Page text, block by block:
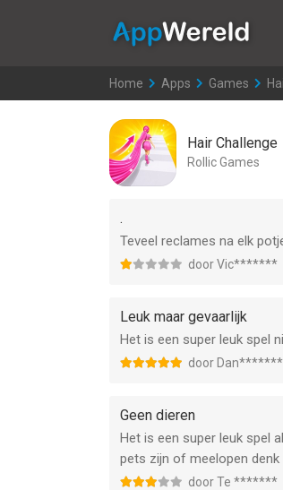
Home >
Apps >
Games >
Hair Challenge
Rollic Games
.
Teveel reclames na elk
door Vic*******
Leuk maar gevaarlijk
Het is een super leuk spel
door Dan*******
Geen dieren
Het is een super leuk spel
pets zijn of meelopen denk
door Te *******